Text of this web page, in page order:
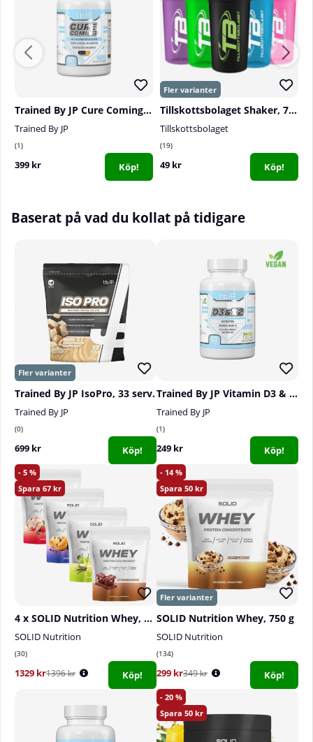
Trained By JP Cure Coming, 60 serv.
Trained By JP
1
399 kr Köp!
Tillskottsbolaget Shaker, 700 ml
Tillskottsbolaget
19
49 kr Köp!
Baserat på vad du kollat på tidigare
Trained By JP IsoPro, 33 serv.
Trained By JP
0
699 kr Köp!
Trained By JP Vitamin D3 & K2, 60 caps
Trained By JP
1
249 kr Köp!
5
67
4 x SOLID Nutrition Whey, 750 g
SOLID Nutrition
30
1329 kr1396 kr Köp!
14
50
SOLID Nutrition Whey, 750 g
SOLID Nutrition
134
299 kr349 kr Köp!
20
50